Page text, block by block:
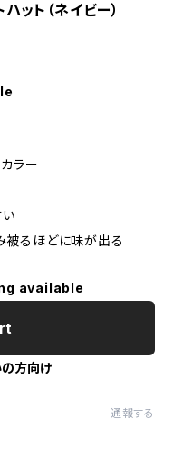
ット（ネイビー）
ラー
い
被るほどに味が出る
available
方向け
通報する